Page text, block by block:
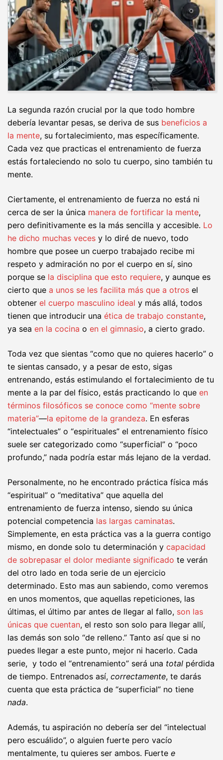
La segunda razón crucial por la que todo hombre
debería levantar pesas, se deriva de sus beneficios a
la mente, su fortalecimiento, mas específicamente.
Cada vez que practicas el entrenamiento de fuerza
estás fortaleciendo no solo tu cuerpo, sino también tu
mente.
Ciertamente, el entrenamiento de fuerza no está ni
cerca de ser la única manera de fortificar la mente,
pero definitivamente es la más sencilla y accesible. Lo
he dicho muchas veces y lo diré de nuevo, todo
hombre que posee un cuerpo trabajado recibe mi
respeto y admiración no por el cuerpo en sí, sino
porque se la disciplina que esto requiere, y aunque es
cierto que a unos se les facilita más que a otros el
obtener el cuerpo masculino ideal y más allá, todos
tienen que introducir una ética de trabajo constante,
ya sea en la cocina o en el gimnasio, a cierto grado.
Toda vez que sientas “como que no quieres hacerlo” o
te sientas cansado, y a pesar de esto, sigas
entrenando, estás estimulando el fortalecimiento de tu
mente a la par del físico, estás practicando lo que en
términos filosóficos se conoce como “mente sobre
materia”—la epitome de la grandeza. En esferas
“intelectuales” o “espirituales” el entrenamiento físico
suele ser categorizado como “superficial” o “poco
profundo,” nada podría estar más lejano de la verdad.
Personalmente, no he encontrado práctica física más
“espiritual” o “meditativa” que aquella del
entrenamiento de fuerza intenso, siendo su única
potencial competencia las largas caminatas.
Simplemente, en esta práctica vas a la guerra contigo
mismo, en donde solo tu determinación y capacidad
de sobrepasar el dolor mediante significado te verán
del otro lado en toda serie de un ejercicio
determinado. Esto mas aun sabiendo, como veremos
en unos momentos, que aquellas repeticiones, las
últimas, el último par antes de llegar al fallo, son las
únicas que cuentan, el resto son solo para llegar allí,
las demás son solo “de relleno.” Tanto así que si no
puedes llegar a este punto, mejor ni hacerlo. Cada
serie, y todo el “entrenamiento” será una total pérdida
de tiempo. Entrenados así, correctamente, te darás
cuenta que esta práctica de “superficial” no tiene
nada.
Además, tu aspiración no debería ser del “intelectual
pero escuálido”, o alguien fuerte pero vacío
mentalmente, tu quieres ser ambos. Fuerte e